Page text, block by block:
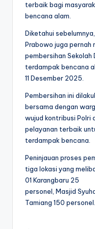
terbaik bagi
bencana alam.
Diketahui
Prabowo juga pernah
pembersihan Sekolah
terdampak bencana
11 Desember 2025.
Pembersihan ini
bersama dengan
wujud kontribusi Polri
pelayanan terbaik
terdampak bencana.
Peninjauan proses
tiga lokasi yang
01 Karangbaru 25
personel, Masjid
Tamiang 150 personel.